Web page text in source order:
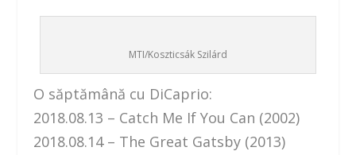
MTI/Koszticsák Szilárd
O săptămână cu DiCaprio:
2018.08.13 – Catch Me If You Can (2002)
2018.08.14 – The Great Gatsby (2013)